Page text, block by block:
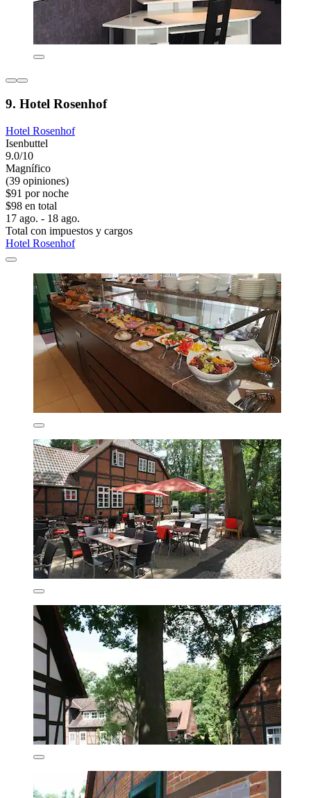
9. Hotel Rosenhof
Hotel Rosenhof
Isenbuttel
9.0/10
Magnífico
(39 opiniones)
$91 por noche
$98 en total
17 ago. - 18 ago.
Total con impuestos y cargos
Hotel Rosenhof